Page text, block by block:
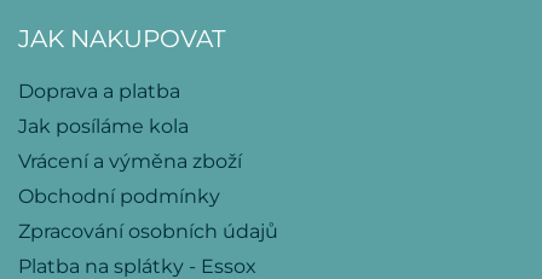
JAK NAKUPOVAT
Doprava a platba
Jak posíláme kola
Vrácení a výměna zboží
Obchodní podmínky
Zpracování osobních údajů
Platba na splátky - Essox